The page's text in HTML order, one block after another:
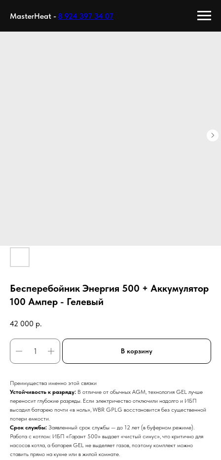
MasterHeat - 8 924 397 34 07
Бесперебойник Энергия 500 + Аккумулятор
100 Ампер - Гелевый
42 000 р.
В корзину
Преимущества именно этой связки
Устойчивость к разряду: В отличие от обычных AGM, технология GEL лучше
переносит глубокие разряды. Если электричество отключили надолго и ИБП
высадил батарею почти «в ноль», WBR GPLG восстановится без существенной
потери емкости.
Срок службы: Заявленный срок службы — до 12 лет (в буферном режиме).
​Работа с котлом: ИБП «Гарант 500» выдает «чистый синус», что критично для
насосов котла, а батарея GEL не выделяет газов, поэтому комплект можно
ставить прямо на кухне или в жилой комнате.